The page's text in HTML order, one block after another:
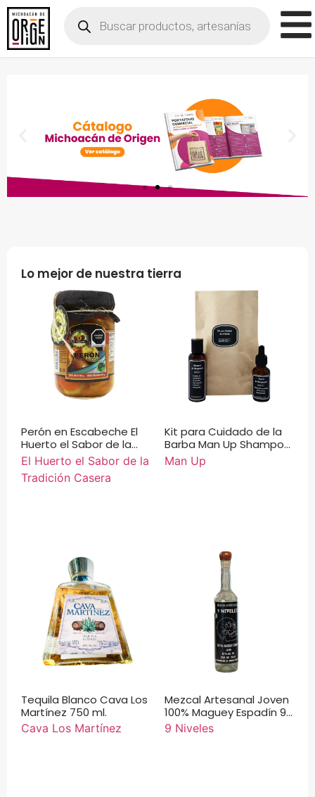
Lo mejor de nuestra tierra
Perón en Escabeche El
Huerto el Sabor de la
Tradición Casera 700 g.
El Huerto el Sabor de la
Tradición Casera
Kit para Cuidado de la
Barba Man Up Shampoo
de Bergamota y Aceite
de Bergamota
Man Up
Tequila Blanco Cava Los
Martínez 750 ml.
Cava Los Martínez
Mezcal Artesanal Joven
100% Maguey Espadín 9
Niveles 750 ml.
9 Niveles